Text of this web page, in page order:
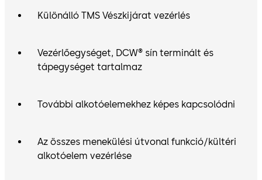
Különálló TMS Vészkijárat vezérlés
Vezérlőegységet, DCW® sín terminált és
tápegységet tartalmaz
További alkotóelemekhez képes kapcsolódni
Az összes menekülési útvonal funkció/kültéri
alkotóelem vezérlése